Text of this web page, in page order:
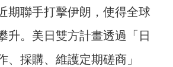
期聯手打擊伊朗，使得全球
升。美日雙方計畫透過「日
、採購、維護定期磋商」